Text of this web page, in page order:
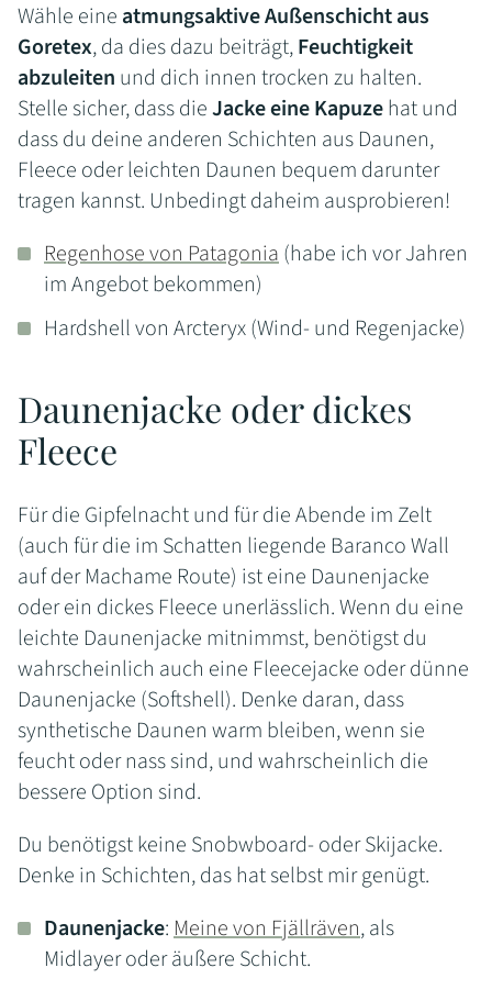
Wähle eine atmungsaktive Außenschicht aus
Goretex, da dies dazu beiträgt,Feuchtigkeit
abzuleiten und dich innen trocken zu halten.
Stelle sicher, dass dieJacke eine Kapuzehat und
dass du deine anderen Schichten aus Daunen,
Fleece oder leichten Daunen bequem darunter
tragen kannst. Unbedingt daheim ausprobieren!
Regenhose von Patagonia(habe ich vor Jahren
im Angebot bekommen)
Hardshell von Arcteryx (Wind- und Regenjacke)
Daunenjacke oder dickes
Fleece
Für die Gipfelnacht und für die Abende im Zelt
(auch für die im Schatten liegende Baranco Wall
auf der Machame Route) ist eine Daunenjacke
oder ein dickes Fleece unerlässlich. Wenn du eine
leichte Daunenjacke mitnimmst, benötigst du
wahrscheinlich auch eine Fleecejacke oder dünne
Daunenjacke (Softshell). Denke daran, dass
synthetische Daunen warm bleiben, wenn sie
feucht oder nass sind, und wahrscheinlich die
bessere Option sind.
Du benötigst keine Snobwboard- oder Skijacke.
Denke in Schichten, das hat selbst mir genügt.
Daunenjacke:Meine von Fjällräven, als
Midlayer oder äußere Schicht.